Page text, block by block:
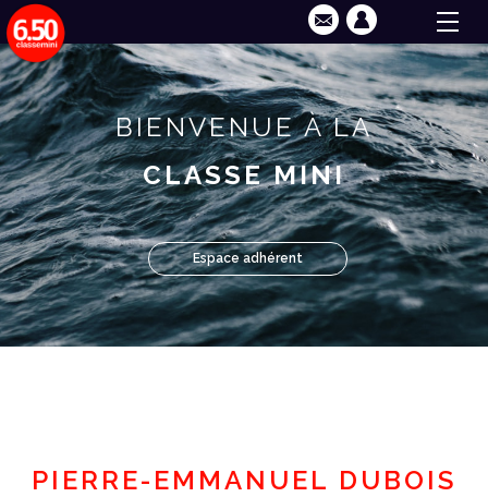
BIENVENUE À LA
CLASSE MINI
Espace adhérent
PIERRE-EMMANUEL DUBOIS